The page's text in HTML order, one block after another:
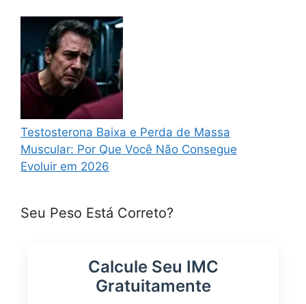
Testosterona Baixa e Perda de Massa
Muscular: Por Que Você Não Consegue
Evoluir em 2026
Seu Peso Está Correto?
Calcule Seu IMC
Gratuitamente